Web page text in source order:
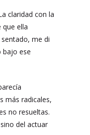
claridad con la
que ella
me di
bajo ese
más radicales,
no resueltas.
del actuar